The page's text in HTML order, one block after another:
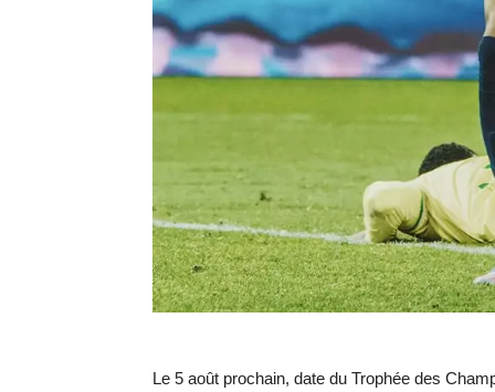
Le 5 août prochain, date du Trophée des